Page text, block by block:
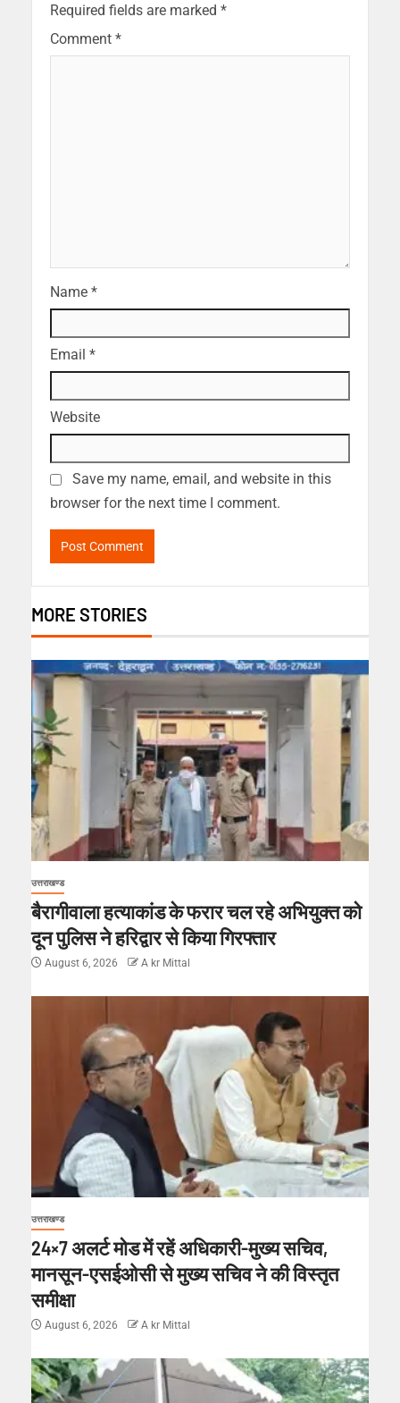
Required fields are marked *
Comment *
Name *
Email *
Website
Save my name, email, and website in this
browser for the next time I comment.
MORE STORIES
उत्तराखण्ड
बैरागीवाला हत्याकांड के फरार चल रहे अभियुक्त को
दून पुलिस ने हरिद्वार से किया गिरफ्तार
August 6, 2026 A kr Mittal
उत्तराखण्ड
24×7 अलर्ट मोड में रहें अधिकारी-मुख्य सचिव,
मानसून-एसईओसी से मुख्य सचिव ने की विस्तृत
समीक्षा
August 6, 2026 A kr Mittal